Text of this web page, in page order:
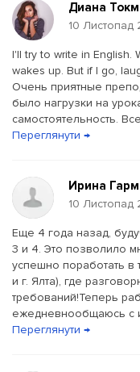
Диана
10 Листопад
I'll try to write in English.
wakes up. But if I go,
Очень приятные
было нагрузки на
самостоятельность.
Переглянути →
Ирина
10 Листопад
Еще 4 года назад,
3 и 4. Это позволило
успешно поработать в
и г. Ялта), где
требований!Теперь
ежедневнообщаюсь с
Переглянути →